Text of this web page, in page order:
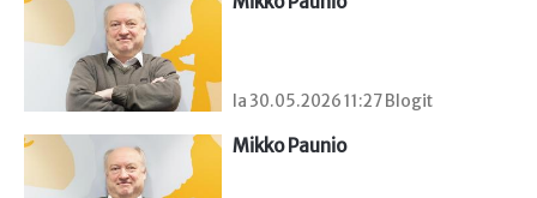
la 30.05.2026 11:27 Blogit
Mikko Paunio